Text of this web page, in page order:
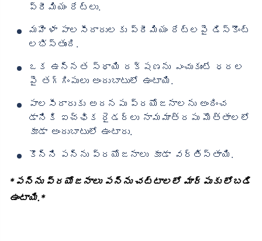
ప్రీమియం రేట్లు.
మహిళా పాలసీదారులకు ప్రీమియం రేట్లపై డిస్కౌంట్
లభిస్తుంది.
ఒక ఉన్నత స్థాయి రక్షణను ఎంచుకుంటే ధరల
పై తగ్గింపులు అందుబాటులో ఉంటాయి.
పాలసీదారుకు అదనపు ప్రయోజనాలను అందించ
డానికి ఐచ్ఛిక రైడర్‌లు నామమాత్రపు మొత్తాలలో
కూడా అందుబాటులో ఉంటారు.
కొన్ని పన్ను ప్రయోజనాలు కూడా వర్తిస్తాయి.
*పన్ను ప్రయోజనాలు పన్ను చట్టాలలో మార్పుకు లోబడి
ఉంటాయి.*